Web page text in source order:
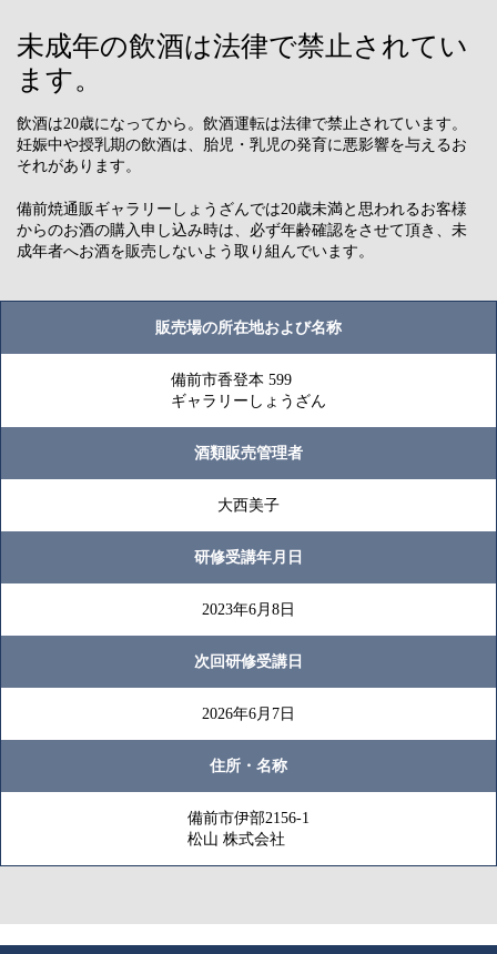
未成年の飲酒は法律で禁止されてい
ます。
飲酒は20歳になってから。飲酒運転は法律で禁止されています。
妊娠中や授乳期の飲酒は、胎児・乳児の発育に悪影響を与えるお
それがあります。
備前焼通販ギャラリーしょうざんでは20歳未満と思われるお客様
からのお酒の購入申し込み時は、必ず年齢確認をさせて頂き、未
成年者へお酒を販売しないよう取り組んでいます。
販売場の所在地および名称
備前市香登本 599
ギャラリーしょうざん
酒類販売管理者
大西美子
研修受講年月日
2023年6月8日
次回研修受講日
2026年6月7日
住所・名称
備前市伊部2156-1
松山 株式会社